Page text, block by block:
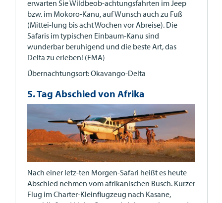
erwarten Sie Wildbeob-achtungsfahrten im Jeep
bzw. im Mokoro-Kanu, auf Wunsch auch zu Fuß
(Mittei-lung bis acht Wochen vor Abreise). Die
Safaris im typischen Einbaum-Kanu sind
wunderbar beruhigend und die beste Art, das
Delta zu erleben! (FMA)
Übernachtungsort: Okavango-Delta
5. Tag Abschied von Afrika
Nach einer letz-ten Morgen-Safari heißt es heute
Abschied nehmen vom afrikanischen Busch. Kurzer
Flug im Charter-Kleinflugzeug nach Kasane,